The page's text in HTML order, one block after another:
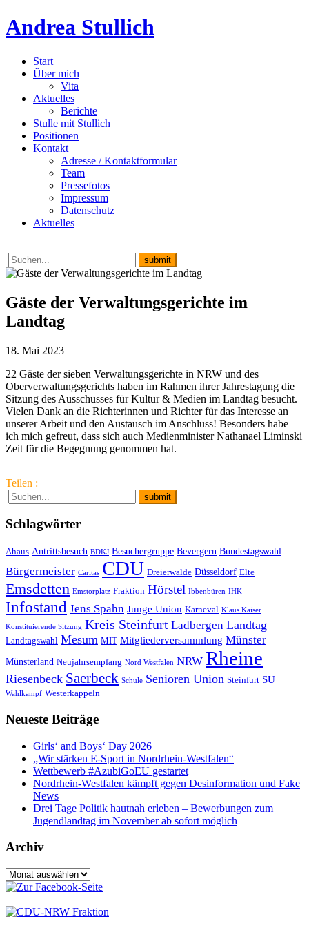
Andrea Stullich
Start
Über mich
Vita
Aktuelles
Berichte
Stulle mit Stullich
Positionen
Kontakt
Adresse / Kontaktformular
Team
Pressefotos
Impressum
Datenschutz
Aktuelles
Gäste der Verwaltungsgerichte im
Landtag
18. Mai 2023
22 Gäste der sieben Verwaltungsgerichte in NRW und des
Oberverwaltungsgerichts haben im Rahmen ihrer Jahrestagung die
Sitzung des Ausschusses für Kultur & Medien im Landtag besucht.
Vielen Dank an die Richterinnen und Richter für das Interesse an
unserer Arbeit und den Austausch im Anschluss! Besonders habe
ich mich gefreut, dass sich auch Medienminister Nathanael Liminski
Zeit für die Begegnung genommen hat.
Teilen :
Schlagwörter
Ahaus Antrittsbesuch BDKJ Besuchergruppe Bevergern Bundestagswahl
Bürgermeister Caritas CDU Dreierwalde Düsseldorf Elte
Emsdetten Emstorplatz Fraktion Hörstel Ibbenbüren IHK
Infostand Jens Spahn Junge Union Karneval Klaus Kaiser
Konstituierende Sitzung Kreis Steinfurt Ladbergen Landtag
Landtagswahl Mesum MIT Mitgliederversammlung Münster
Münsterland Neujahrsempfang Nord Westfalen NRW Rheine
Riesenbeck Saerbeck Schule Senioren Union Steinfurt SU
Wahlkampf Westerkappeln
Neueste Beiträge
Girls‘ and Boys‘ Day 2026
„Wir stärken E-Sport in Nordrhein-Westfalen“
Wettbewerb #AzubiGoEU gestartet
Nordrhein-Westfalen kämpft gegen Desinformation und Fake
News
Drei Tage Politik hautnah erleben – Bewerbungen zum
Jugendlandtag im November ab sofort möglich
Archiv
Archiv